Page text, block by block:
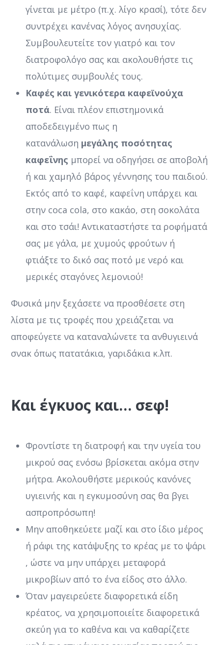
γίνεται με μέτρο (π.χ. λίγο κρασί), τότε δεν
συντρέχει κανένας λόγος ανησυχίας.
Συμβουλευτείτε τον γιατρό και τον
διατροφολόγο σας και ακολουθήστε τις
πολύτιμες συμβουλές τους.
Kαφές και γενικότερα καφεϊνούχα
ποτά. Είναι πλέον επιστημονικά
αποδεδειγμένο πως η
κατανάλωση μεγάλης ποσότητας
καφεΐνης μπορεί να οδηγήσει σε αποβολή
ή και χαμηλό βάρος γέννησης του παιδιού.
Εκτός από το καφέ, καφεΐνη υπάρχει και
στην coca cola, στο κακάο, στη σοκολάτα
και στο τσάι! Αντικαταστήστε τα ροφήματά
σας με γάλα, με χυμούς φρούτων ή
φτιάξτε το δικό σας ποτό με νερό και
μερικές σταγόνες λεμονιού!
Φυσικά μην ξεχάσετε να προσθέσετε στη
λίστα με τις τροφές που χρειάζεται να
αποφεύγετε να καταναλώνετε τα ανθυγιεινά
σνακ όπως πατατάκια, γαριδάκια κ.λπ.
Και έγκυος και… σεφ!
Φροντίστε τη διατροφή και την υγεία του
μικρού σας ενόσω βρίσκεται ακόμα στην
μήτρα. Ακολουθήστε μερικούς κανόνες
υγιεινής και η εγκυμοσύνη σας θα βγει
ασπροπρόσωπη!
Μην αποθηκεύετε μαζί και στο ίδιο μέρος
ή ράφι της κατάψυξης το κρέας με το ψάρι
, ώστε να μην υπάρχει μεταφορά
μικροβίων από το ένα είδος στο άλλο.
Όταν μαγειρεύετε διαφορετικά είδη
κρέατος, να χρησιμοποιείτε διαφορετικά
σκεύη για το καθένα και να καθαρίζετε